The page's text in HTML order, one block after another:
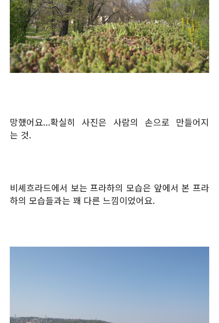
망했어요...확실히 사진은 사람의 손으로 만들어지
는 것.
비셰흐라드에서 보는 프라하의 모습은 앞에서 본 프라
하의 모습들과는 꽤 다른 느낌이었어요.